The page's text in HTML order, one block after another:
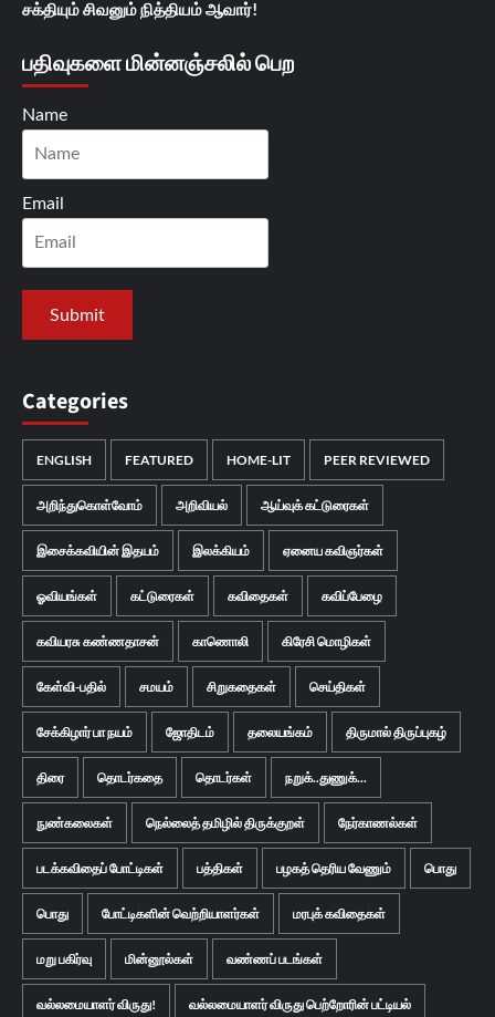
சக்தியும் சிவனும் நித்தியம் ஆவார்!
பதிவுகளை மின்னஞ்சலில் பெற
Name
Email
Categories
ENGLISH FEATURED HOME-LIT PEER REVIEWED
அறிந்துகொள்வோம் அறிவியல் ஆய்வுக் கட்டுரைகள்
இசைக்கவியின் இதயம் இலக்கியம் ஏனைய கவிஞர்கள்
ஓவியங்கள் கட்டுரைகள் கவிதைகள் கவிப்பேழை
கவியரசு கண்ணதாசன் காணொலி கிரேசி மொழிகள்
கேள்வி-பதில் சமயம் சிறுகதைகள் செய்திகள்
சேக்கிழார் பா நயம் ஜோதிடம் தலையங்கம் திருமால் திருப்புகழ்
திரை தொடர்கதை தொடர்கள் நறுக்..துணுக்...
நுண்கலைகள் நெல்லைத் தமிழில் திருக்குறள் நேர்காணல்கள்
படக்கவிதைப் போட்டிகள் பத்திகள் பழகத் தெரிய வேணும் பொது
பொது போட்டிகளின் வெற்றியாளர்கள் மரபுக் கவிதைகள்
மறு பகிர்வு மின்னூல்கள் வண்ணப் படங்கள்
வல்லமையாளர் விருது! வல்லமையாளர் விருது பெற்றோரின் பட்டியல்